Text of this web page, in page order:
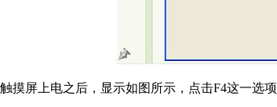
触摸屏上电之后，显示如图所示，点击F4这一选项